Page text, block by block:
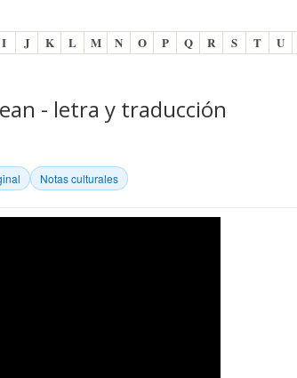
I J K L M N O P Q R S T U
- letra y traducción
Notas culturales